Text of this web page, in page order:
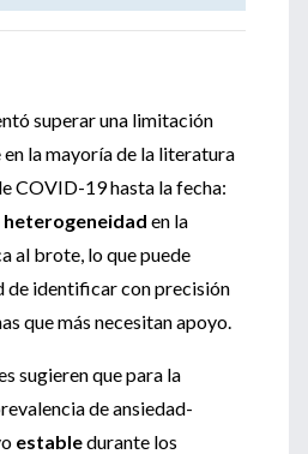
superar una limitación
la mayoría de la literatura
COVID-19 hasta la fecha:
heterogeneidad en la
al brote, lo que puede
de identificar con precisión
que más necesitan apoyo.
sugieren que para la
de ansiedad-
establedurante los